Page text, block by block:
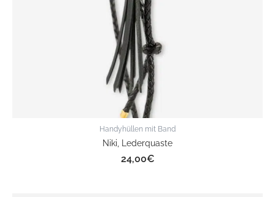
Handyhüllen mit Band
Niki, Lederquaste
24,00€